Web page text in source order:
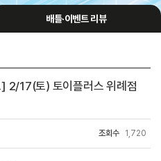
배틀·이벤트 리뷰
2/17(토) 토이플러스 위례점
조회수 1,720